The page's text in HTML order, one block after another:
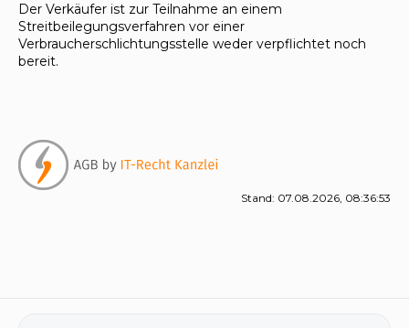
Der Verkäufer ist zur Teilnahme an einem
Streitbeilegungsverfahren vor einer
Verbraucherschlichtungsstelle weder verpflichtet noch
bereit.
Stand: 07.08.2026, 08:36:53